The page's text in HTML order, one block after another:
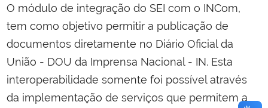
O módulo de integração do SEI com o INCom,
tem como objetivo permitir a publicação de
documentos diretamente no Diário Oficial da
União - DOU da Imprensa Nacional - IN. Esta
interoperabilidade somente foi possível através
da implementação de serviços que permitem a